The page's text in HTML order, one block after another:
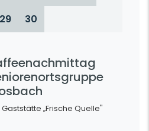
29 30
Gaststätte „Frische Quelle"